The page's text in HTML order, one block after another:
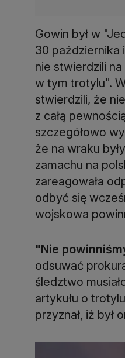
Gowin był w
30 października
nie stwierdzili
w tym trotylu".
stwierdzili, że
z całą
szczegółowo
że na wraku
zamachu na
zareagowała
odbyć się
wojskowa
"Nie
odsuwać
śledztwo
artykułu o
przyznał, iż był